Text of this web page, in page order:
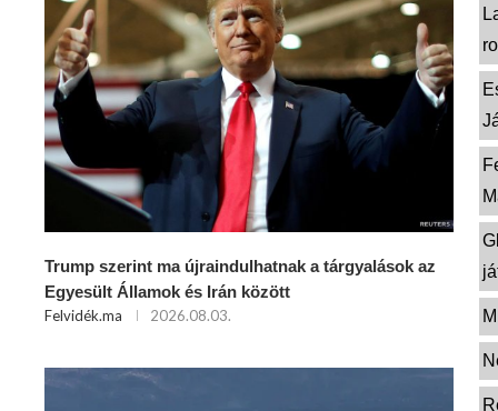
Trump szerint ma újraindulhatnak a tárgyalások az
Egyesült Államok és Irán között
Felvidék.ma 2026.08.03.